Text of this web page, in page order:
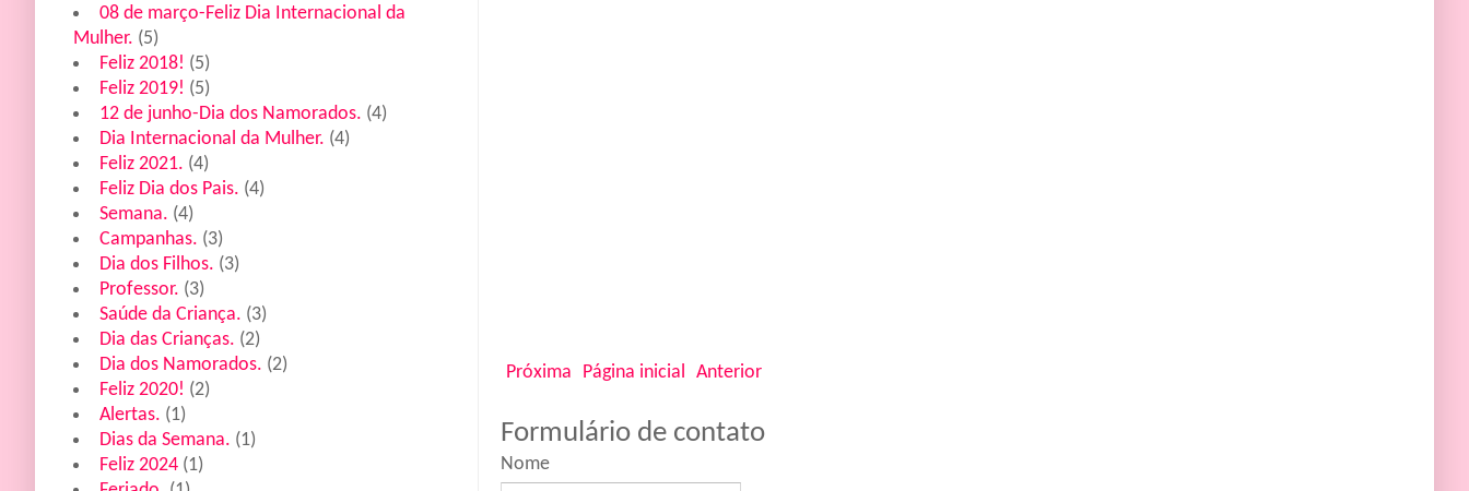
08 de março-Feliz Dia Internacional da
Mulher. (5)
Feliz 2018! (5)
Feliz 2019! (5)
12 de junho-Dia dos Namorados. (4)
Dia Internacional da Mulher. (4)
Feliz 2021. (4)
Feliz Dia dos Pais. (4)
Semana. (4)
Campanhas. (3)
Dia dos Filhos. (3)
Professor. (3)
Saúde da Criança. (3)
Dia das Crianças. (2)
Dia dos Namorados. (2)
Feliz 2020! (2)
Alertas. (1)
Dias da Semana. (1)
Feliz 2024 (1)
Próxima Anterior
Página inicial
Formulário de contato
Nome